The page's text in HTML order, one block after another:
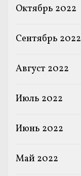
Октябрь 2022
Сентябрь 2022
Август 2022
Июль 2022
Июнь 2022
Май 2022